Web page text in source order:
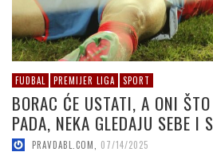
FUDBAL PREMIJER LIGA SPORT
BORAC ĆE USTATI, A ONI
PADA, NEKA GLEDAJU SEBE I
PRAVDABL.COM 07/14/2025